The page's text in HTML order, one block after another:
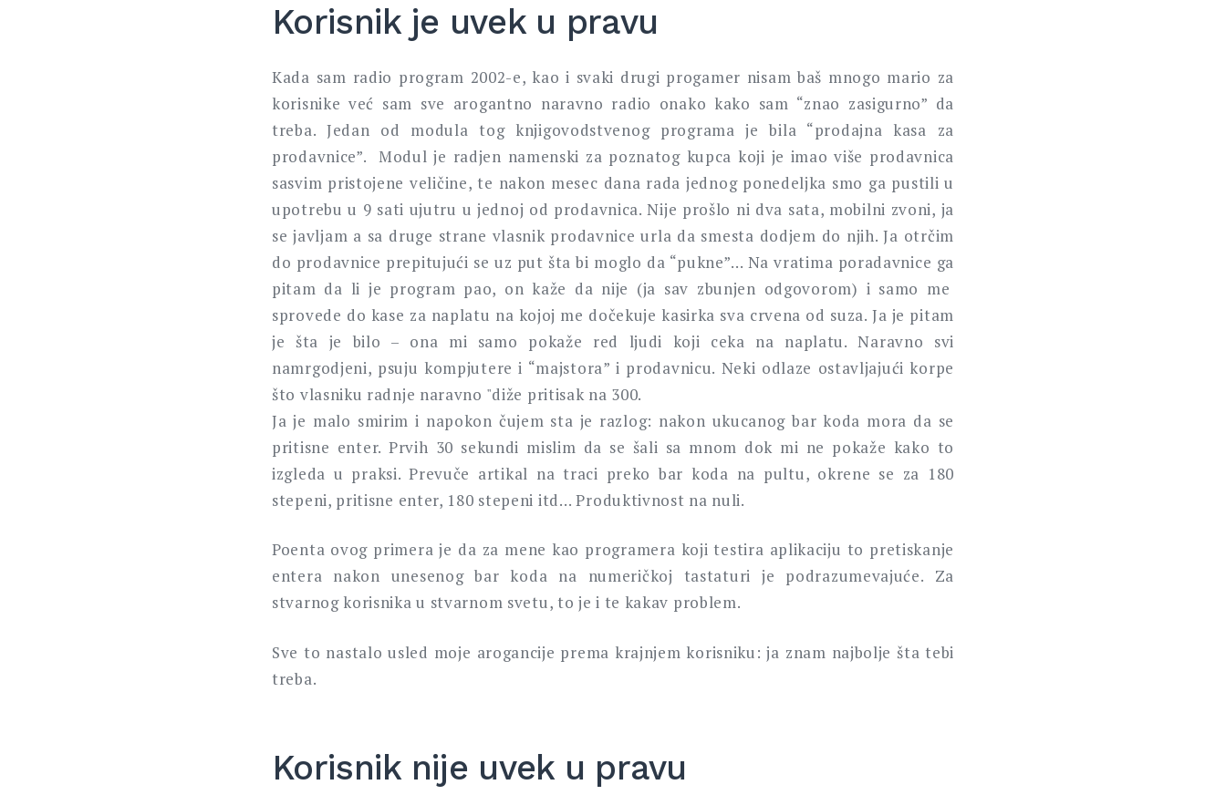
Korisnik je uvek u pravu
Kada sam radio program 2002-e, kao i svaki drugi progamer nisam baš mnogo mario za
korisnike već sam sve arogantno naravno radio onako kako sam “znao zasigurno” da
treba. Jedan od modula tog knjigovodstvenog programa je bila “prodajna kasa za
prodavnice”. Modul je radjen namenski za poznatog kupca koji je imao više prodavnica
sasvim pristojene veličine, te nakon mesec dana rada jednog ponedeljka smo ga pustili u
upotrebu u 9 sati ujutru u jednoj od prodavnica. Nije prošlo ni dva sata, mobilni zvoni, ja
se javljam a sa druge strane vlasnik prodavnice urla da smesta dodjem do njih. Ja otrčim
do prodavnice prepitujući se uz put šta bi moglo da “pukne”… Na vratima poradavnice ga
pitam da li je program pao, on kaže da nije (ja sav zbunjen odgovorom) i samo me
sprovede do kase za naplatu na kojoj me dočekuje kasirka sva crvena od suza. Ja je pitam
je šta je bilo – ona mi samo pokaže red ljudi koji ceka na naplatu. Naravno svi
namrgodjeni, psuju kompjutere i “majstora” i prodavnicu. Neki odlaze ostavljajući korpe
što vlasniku radnje naravno "diže pritisak na 300.
Ja je malo smirim i napokon čujem sta je razlog: nakon ukucanog bar koda mora da se
pritisne enter. Prvih 30 sekundi mislim da se šali sa mnom dok mi ne pokaže kako to
izgleda u praksi. Prevuče artikal na traci preko bar koda na pultu, okrene se za 180
stepeni, pritisne enter, 180 stepeni itd… Produktivnost na nuli.
Poenta ovog primera je da za mene kao programera koji testira aplikaciju to pretiskanje
entera nakon unesenog bar koda na numeričkoj tastaturi je podrazumevajuće. Za
stvarnog korisnika u stvarnom svetu, to je i te kakav problem.
Sve to nastalo usled moje arogancije prema krajnjem korisniku: ja znam najbolje šta tebi
treba.
Korisnik nije uvek u pravu